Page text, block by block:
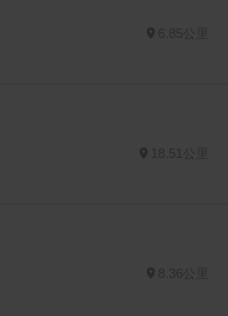
6.85公里
18.51公里